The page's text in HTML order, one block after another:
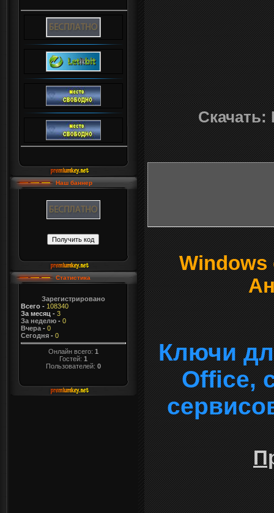
Наш баннер
Статистика
Зарегистрировано
Всего- 108340
За месяц - 3
За неделю- 0
Вчера- 0
Сегодня- 0
Онлайн всего: 1
Гостей: 1
Пользователей: 0
Windows
Ключи
Office,